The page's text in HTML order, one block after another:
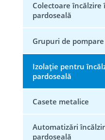
Colectoare încălzire
pardoseală
Grupuri de
Izolație pentru
pardoseală
Casete metalice
Automatizări
pardoseală